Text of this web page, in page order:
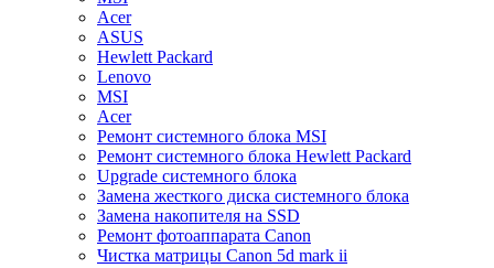
Acer
ASUS
Hewlett Packard
Lenovo
MSI
Acer
Ремонт системного блока MSI
Ремонт системного блока Hewlett Packard
Upgrade системного блока
Замена жесткого диска системного блока
Замена накопителя на SSD
Ремонт фотоаппарата Canon
Чистка матрицы Canon 5d mark ii